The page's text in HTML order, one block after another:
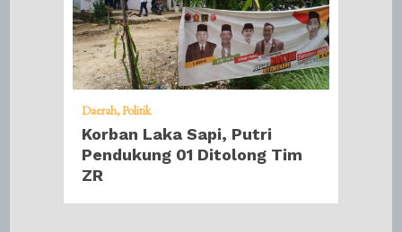
Daerah Politik
Korban Laka Sapi, Putri
Pendukung 01 Ditolong Tim
ZR